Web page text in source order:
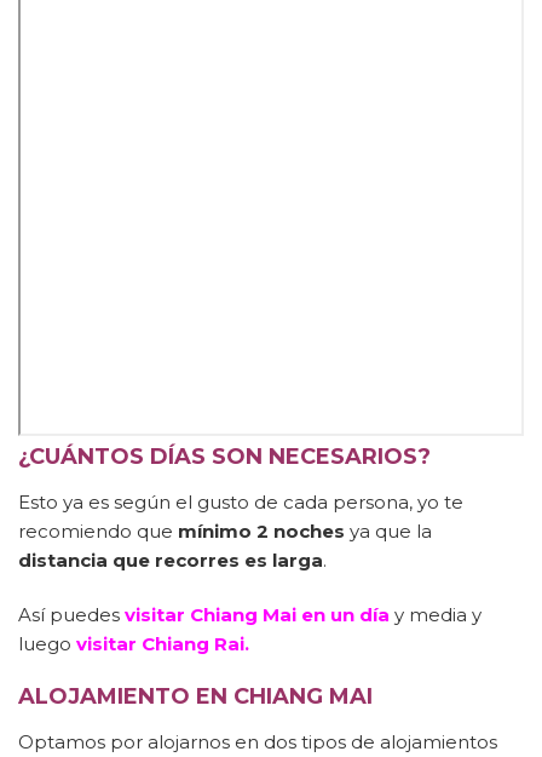
¿CUÁNTOS DÍAS SON NECESARIOS?
Esto ya es según el gusto de cada persona, yo te
recomiendo que mínimo 2 noches ya que la
distancia que recorres es larga.
Así puedes visitar Chiang Mai en un día y media y
luego visitar Chiang Rai.
ALOJAMIENTO EN CHIANG MAI
Optamos por alojarnos en dos tipos de alojamientos